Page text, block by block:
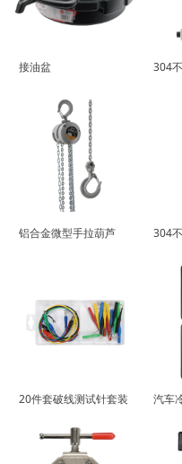
联系我们
接油盆 304
铝合金微型手拉葫芦 304
20件套破线测试针套装 汽车